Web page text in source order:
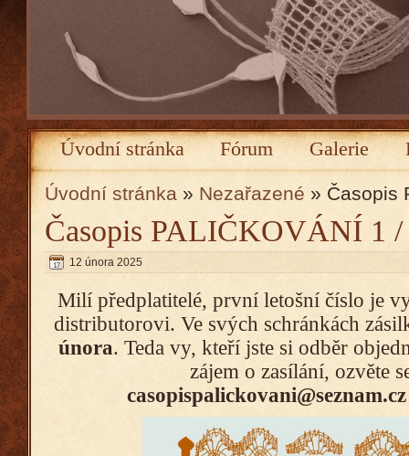
Úvodní stránka Fórum Galerie
Úvodní stránka » Nezařazené » Časopis
Časopis PALIČKOVÁNÍ 1 /
12 února 2025
Milí předplatitelé, první letošní číslo je
distributorovi. Ve svých schránkách
února. Teda vy, kteří jste si odběr
zájem o zasílání, ozvěte